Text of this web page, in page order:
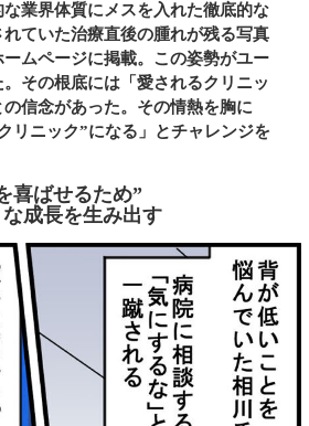
業界体質にメスを入れた徹底的な
ていた治療直後の腫れが残る写真
ムページに掲載。この姿勢がユー
その根底には「愛されるクリニッ
信念があった。その情熱を胸に
リニック”になる」とチャレンジを
喜ばせるため”
成長を生み出す